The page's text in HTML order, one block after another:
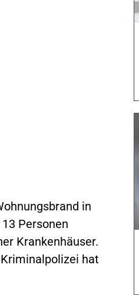
in
Personen
Krankenhäuser.
hat